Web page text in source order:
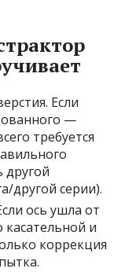
Если
—
требуется
другой
другой серии).
ось ушла от
касательной и
коррекция